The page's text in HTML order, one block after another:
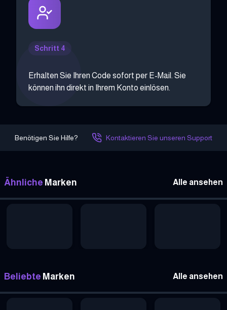
Schritt 4
Erhalten Sie Ihren Code sofort per E-Mail. Sie
können ihn direkt in Ihrem Konto einlösen.
Benötigen Sie Hilfe? Kontaktieren Sie unseren Support
Ähnliche Marken Alle ansehen
Beliebte Marken Alle ansehen